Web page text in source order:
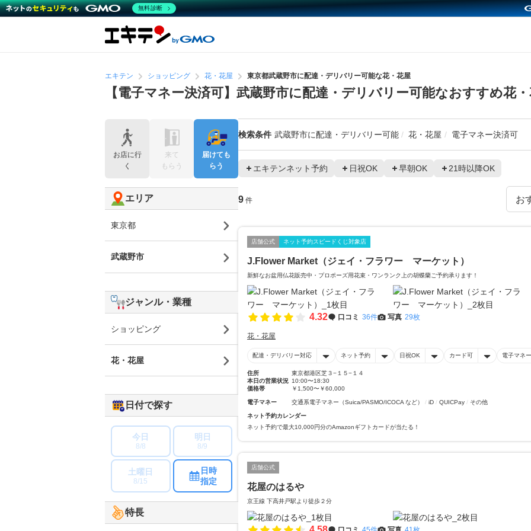
エキテン ショッピング 花・花屋 東京都武蔵野市に配達・デリバリー可能な花・花屋
【電子マネー決済可】武蔵野市に配達・デリバリー可能なおすすめ花
検索条件 武蔵野市に配達・デリバリー可能 花・花屋 電子マネー決済可
エキテンネット予約 日祝OK 早朝OK 21時以降OK
9 件
店舗公式 ネット予約スピードくじ対象店
J.Flower Market（ジェイ・フラワー マーケット）
新鮮なお盆用仏花販売中・プロポーズ用花束・ワンランク上の胡蝶蘭ご予約承ります！
4.32 口コミ 36件 写真 29枚
花・花屋
配達・デリバリー対応 ネット予約 日祝OK カード可 電子マネ
住所
東京都港区芝３−１５−１４
本日の営業状況 10:00〜18:30
価格帯
￥1,500〜￥60,000
電子マネー 交通系電子マネー（Suica/PASMO/ICOCA など） iD QUICPay その他
ネット予約カレンダー
ネット予約で最大10,000円分のAmazonギフトカードが当たる！
店舗公式
花屋のはるや
京王線 下高井戸駅より徒歩２分
お店に行
く
来て
もらう
届けても
らう
エリア
東京都
武蔵野市
ジャンル・業種
ショッピング
花・花屋
日付で探す
今日
8/8
明日
8/9
土曜日
8/15
日時
指定
特長
無料診断